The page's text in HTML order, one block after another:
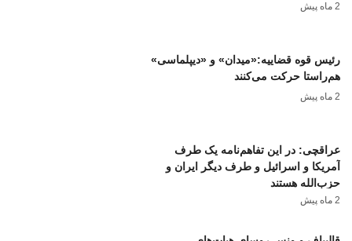
2 ماه پیش
رئیس قوه قضاییه:«میدان» و «دیپلماسی»
هم‌راستا حرکت می‌کنند
2 ماه پیش
عراقچی: در این تفاهم‌نامه یک طرف
آمریکا و اسرائیل و طرف دیگر ایران و
حزب‌الله هستند
2 ماه پیش